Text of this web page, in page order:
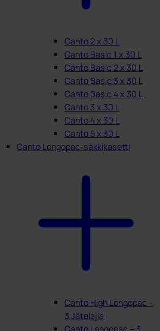
Canto 2 x 30 L
Canto Basic 1 x 30 L
Canto Basic 2 x 30 L
Canto Basic 3 x 30 L
Canto Basic 4 x 30 L
Canto 3 x 30 L
Canto 4 x 30 L
Canto 5 x 30 L
Canto Longopac-säkkikasetti
Canto High Longopac –
3 Jätelajia